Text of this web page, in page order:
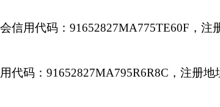
信用代码：91652827MA775TE60F ，注
代码：91652827MA795R6R8C ，注册